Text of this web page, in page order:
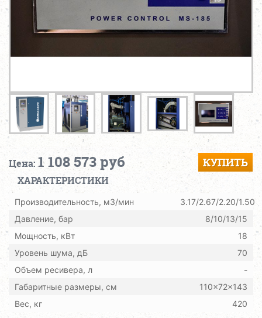
Цена:1 108 573 руб КУПИТЬ
ХАРАКТЕРИСТИКИ
Производительность, м3/мин
3.17/2.67/2.20/1.50
Давление, бар
8/10/13/15
Мощность, кВт
18
Уровень шума, дБ
70
Объем ресивера, л
-
Габаритные размеры, см
110x72x143
Вес, кг
420